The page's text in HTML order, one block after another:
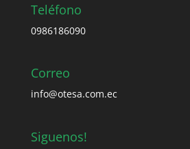
Teléfono
0986186090
Correo
info@otesa.com.ec
Siguenos!